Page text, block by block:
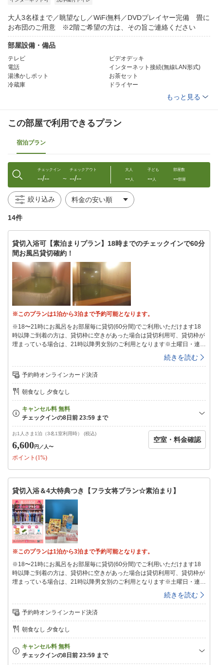
大人3名様まで／眺望なし／WiFi無料／DVDプレイヤー完備 畳に
お布団のご用意 ※2階ご希望の方は、その旨ご連絡ください
部屋設備・備品
テレビ
ビデオデッキ
電話
インターネット接続(無線LAN形式)
湯沸かしポット
お茶セット
冷蔵庫
ドライヤー
ハミガキセット
タオル
バスタオル
浴衣
もっと見る
この部屋で利用できるプラン
宿泊プラン
チェックイン
--/-- 〜
チェックアウト
--/--
大人
--人
子ども
-- 人
部屋数
--部屋
絞り込み
14件
貸切入浴可【素泊まりプラン】18時までのチェックインで60分
間お風呂貸切確約！
※このプランは1泊から3泊まで予約可能となります。
※18〜21時にお風呂をお部屋毎に貸切(60分間)でご利用いただけます18
時以降ご到着の方は、貸切枠に空きがあった場合は貸切利用可、貸切枠が
埋まっている場合は、21時以降男女別のご利用となります※土曜日・連休
のご宿泊は、飲食店が混みあう事が予想されます※当プランを楽天経由で
ご予約の場合、事前カード決済のみ※＜お風呂＞チェックイン時に貸切時
間をお選び頂きます18〜21時（60分間）※先着順※15〜18時、21時〜
8:30は男女別のご利用となります香りも湯質も柔らかい湯本の硫黄泉小さ
いからこその新鮮な源泉100％で疲れがとれます☆☆美笹のお風呂は…小
さめ＆景観はございませんm(__)m小さめ＆景観はございません＜おトク
なチケット＞ハワイアンズ2day券大人¥3510、小学生¥2390、幼児
¥18801日目出入り自由＆当日券よりも安価☆アクアマリン割引入場券大
人¥1650、小・中・高校生¥800フロントにて販売※要予約（12-15時は旅
館組合（湯本駅前）にて販売）※このプランにはお食事はつきません※エ
レベーター、エスカレーターはございません※布団なし幼児のお子様のお
布団持ち込みはご遠慮ください※咳の出る方はマスクの着用をお願い致し
ます※21:00までにご来館ください
続きを読む
予約時オンラインカード決済
朝食なし 夕食なし
お1人さま1泊（3名1室利用時） (税込)
6,600円 ／人〜
ポイント(1%)
空室・料金確認
貸切入浴＆4大特典つき【フラ女将プラン☆素泊まり】
※このプランは1泊から3泊まで予約可能となります。
※18〜21時にお風呂をお部屋毎に貸切(60分間)でご利用いただけます18
時以降ご到着の方は、貸切枠に空きがあった場合は貸切利用可、貸切枠が
埋まっている場合は、21時以降男女別のご利用となります※土曜日・連休
のご宿泊は、飲食店が混みあう事が予想されます※当プランを楽天経由で
ご予約の場合、事前カード決済のみです※いわき湯本温泉を美笹をお得に
楽しもう！！！＜4大特典＞その1）フラ女将カレーいわき湯本の酒蔵・太
平櫻酒造の酒粕を用いた、美味しいレトルトカレー☆ごろっとお肉も魅力
☆大人1名様にカレー1個、ついています！その2）日帰り入浴券美笹以外
の旅館のお風呂に入れちゃう♪いづみや、岩惣、こいと、松柏館、新つ
た、吹の湯、古滝屋大人1名様に日帰り入浴券1枚、ついています！（お子
様は利用先でお支払い）その3）オリジナルフェイスタオル2種類から選べ
ます！同時開催の「フォト・動画コンテスト」に参加可能☆湯本産うれし
続きを読む
予約時オンラインカード決済
朝食なし 夕食なし